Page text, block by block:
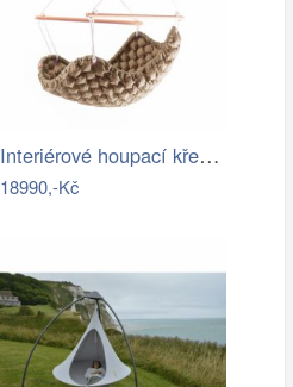
Interiérové houpací křeslo Swingy In…
18990,-Kč